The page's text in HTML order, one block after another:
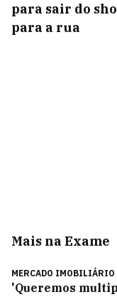
para sair do
para a rua
Mais na Exame
MERCADO IMOBILIÁRIO
'Queremos